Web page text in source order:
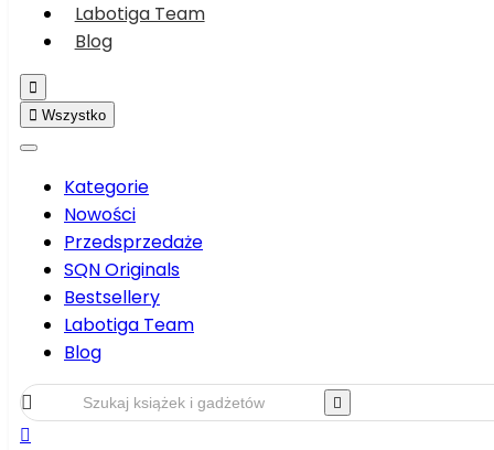
Labotiga Team
Blog

 Wszystko
Kategorie
Nowości
Przedsprzedaże
SQN Originals
Bestsellery
Labotiga Team
Blog
 
